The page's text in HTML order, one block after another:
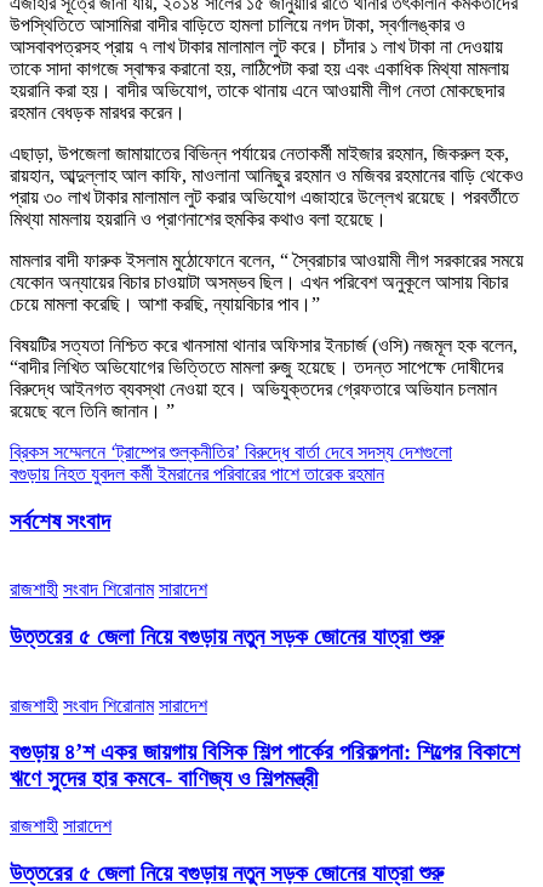
উপস্থিতিতে আসামিরা বাদীর বাড়িতে হামলা চালিয়ে নগদ টাকা, স্বর্ণালঙ্কার ও
আসবাবপত্রসহ প্রায় ৭ লাখ টাকার মালামাল লুট করে। চাঁদার ১ লাখ টাকা না দেওয়ায়
তাকে সাদা কাগজে স্বাক্ষর করানো হয়, লাঠিপেটা করা হয় এবং একাধিক মিথ্যা মামলায়
হয়রানি করা হয়। বাদীর অভিযোগ, তাকে থানায় এনে আওয়ামী লীগ নেতা মোকছেদার
রহমান বেধড়ক মারধর করেন।
এছাড়া, উপজেলা জামায়াতের বিভিন্ন পর্যায়ের নেতাকর্মী মাইজার রহমান, জিকরুল হক,
রায়হান, আব্দুল্লাহ আল কাফি, মাওলানা আনিছুর রহমান ও মজিবর রহমানের বাড়ি থেকেও
প্রায় ৩০ লাখ টাকার মালামাল লুট করার অভিযোগ এজাহারে উল্লেখ রয়েছে। পরবর্তীতে
মিথ্যা মামলায় হয়রানি ও প্রাণনাশের হুমকির কথাও বলা হয়েছে।
মামলার বাদী ফারুক ইসলাম মুঠোফোনে বলেন, “ স্বৈরাচার আওয়ামী লীগ সরকারের সময়ে
যেকোন অন্যায়ের বিচার চাওয়াটা অসম্ভব ছিল। এখন পরিবেশ অনুকূলে আসায় বিচার
চেয়ে মামলা করেছি। আশা করছি, ন্যায়বিচার পাব।”
বিষয়টির সত্যতা নিশ্চিত করে খানসামা থানার অফিসার ইনচার্জ (ওসি) নজমূল হক বলেন,
“বাদীর লিখিত অভিযোগের ভিত্তিতে মামলা রুজু হয়েছে। তদন্ত সাপেক্ষে দোষীদের
বিরুদ্ধে আইনগত ব্যবস্থা নেওয়া হবে। অভিযুক্তদের গ্রেফতারে অভিযান চলমান
রয়েছে বলে তিনি জানান। ”
Post
navigation
ব্রিকস সম্মেলনে ‘ট্রাম্পের শুল্কনীতির’ বিরুদ্ধে বার্তা দেবে সদস্য দেশগুলো
বগুড়ায় নিহত যুবদল কর্মী ইমরানের পরিবারের পাশে তারেক রহমান
সর্বশেষ সংবাদ
রাজশাহী সংবাদ শিরোনাম সারাদেশ
উত্তরের ৫ জেলা নিয়ে বগুড়ায় নতুন সড়ক জোনের যাত্রা শুরু
রাজশাহী সংবাদ শিরোনাম সারাদেশ
বগুড়ায় ৪’শ একর জায়গায় বিসিক শিল্প পার্কের পরিকল্পনা: শিল্পের বিকাশে
ঋণে সুদের হার কমবে- বাণিজ্য ও শিল্পমন্ত্রী
রাজশাহী সারাদেশ
উত্তরের ৫ জেলা নিয়ে বগুড়ায় নতুন সড়ক জোনের যাত্রা শুরু